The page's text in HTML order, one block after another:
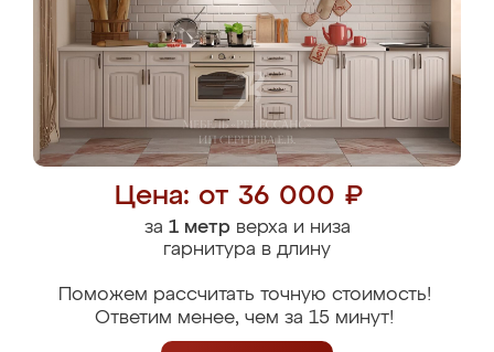
Цена: от 36 000 ₽
за 1 метрверха и низа
гарнитура в длину
Поможем рассчитать точную стоимость!
Ответим менее, чем за 15 минут!